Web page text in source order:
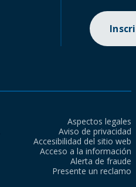
Aspectos legales
Aviso de privacidad
Accesibilidad del sitio web
Acceso a la información
Alerta de fraude
Presente un reclamo